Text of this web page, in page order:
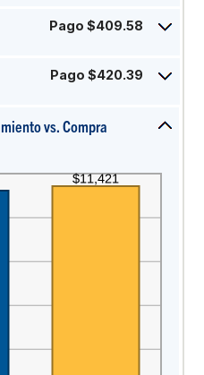
Pago $409.58
Pago $420.39
vs. Compra
u
oprima
gráfico